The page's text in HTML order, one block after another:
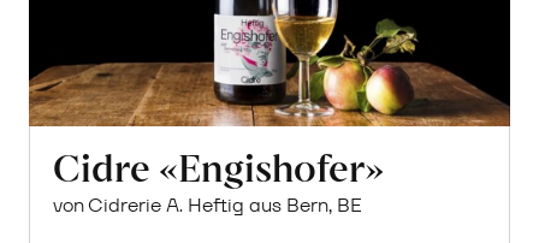
Cidre «Engishofer»
von Cidrerie A. Heftig aus Bern, BE